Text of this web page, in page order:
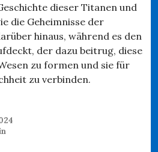
dieser Titanen und
die Geheimnisse der
hinaus, während es den
der dazu beitrug, diese
zu formen und sie für
zu verbinden.